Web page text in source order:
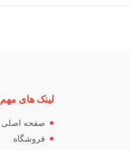
لینک های مهم
صفحه اصلی
فروشگاه